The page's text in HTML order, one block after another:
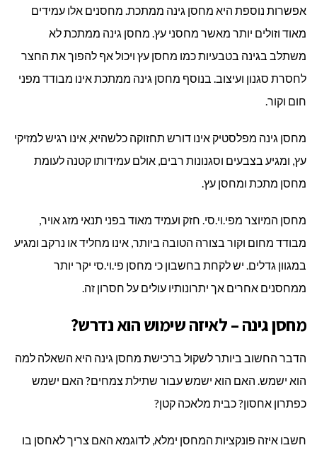
אפשרות נוספת היא מחסן גינה ממתכת. מחסנים אלו עמידים
מאוד וזולים יותר מאשר מחסני עץ. מחסן גינה ממתכת לא
משתלב בגינה בטבעיות כמו מחסן עץ ויכול אף להפוך את החצר
לחסרת סגנון ועיצוב. בנוסף מחסן גינה ממתכת אינו מבודד מפני
חום וקור.
מחסן גינה מפלסטיק אינו דורש תחזוקה כלשהיא, אינו רגיש למזיקי
עץ, ומגיע בצבעים וסגנונות רבים, אולם עמידותו קטנה לעומת
מחסן מתכת ומחסן עץ.
מחסן המיוצר מפי.וי.סי. חזק ועמיד מאוד בפני תנאי מזג אויר,
מבודד מחום וקור בצורה הטובה ביותר, אינו מחליד או נרקב ומגיע
במגוון גדלים. יש לקחת בחשבון כי מחסן פי.וי.סי יקר יותר
ממחסנים אחרים אך יתרונותיו עולים על חסרון זה.
מחסן גינה – לאיזה שימוש הוא נדרש?
הדבר החשוב ביותר לשקול ברכישת מחסן גינה היא השאלה למה
הוא ישמש. האם הוא ישמש עבור שתילת צמחים? האם ישמש
כפתרון אחסון? כבית מלאכה קטן?
חשבו איזה פונקציות המחסן ימלא, לדוגמא האם צריך לאחסן בו